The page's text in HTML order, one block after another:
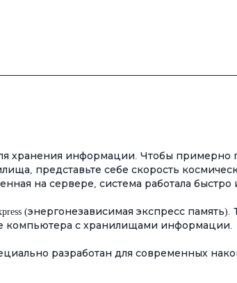
хранения информации. Чтобы примерно
представьте себе скорость
на сервере, система работала быстро
(энергонезависимая экспресс
компьютера с хранилищами информации.
разработан для современных